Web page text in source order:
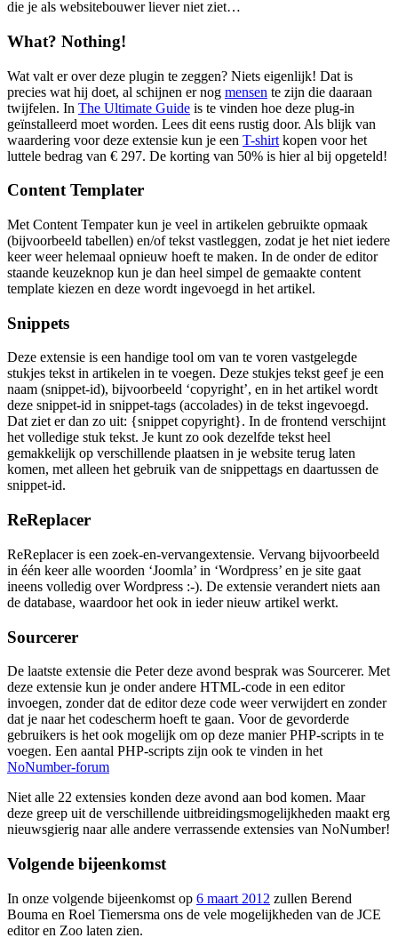
die je als websitebouwer liever niet ziet…
What? Nothing!
Wat valt er over deze plugin te zeggen? Niets eigenlijk! Dat is
precies wat hij doet, al schijnen er nog mensen te zijn die daaraan
twijfelen. In The Ultimate Guide is te vinden hoe deze plug-in
geïnstalleerd moet worden. Lees dit eens rustig door. Als blijk van
waardering voor deze extensie kun je een T-shirt kopen voor het
luttele bedrag van € 297. De korting van 50% is hier al bij opgeteld!
Content Templater
Met Content Tempater kun je veel in artikelen gebruikte opmaak
(bijvoorbeeld tabellen) en/of tekst vastleggen, zodat je het niet iedere
keer weer helemaal opnieuw hoeft te maken. In de onder de editor
staande keuzeknop kun je dan heel simpel de gemaakte content
template kiezen en deze wordt ingevoegd in het artikel.
Snippets
Deze extensie is een handige tool om van te voren vastgelegde
stukjes tekst in artikelen in te voegen. Deze stukjes tekst geef je een
naam (snippet-id), bijvoorbeeld ‘copyright’, en in het artikel wordt
deze snippet-id in snippet-tags (accolades) in de tekst ingevoegd.
Dat ziet er dan zo uit: {snippet copyright}. In de frontend verschijnt
het volledige stuk tekst. Je kunt zo ook dezelfde tekst heel
gemakkelijk op verschillende plaatsen in je website terug laten
komen, met alleen het gebruik van de snippettags en daartussen de
snippet-id.
ReReplacer
ReReplacer is een zoek-en-vervangextensie. Vervang bijvoorbeeld
in één keer alle woorden ‘Joomla’ in ‘Wordpress’ en je site gaat
ineens volledig over Wordpress :-). De extensie verandert niets aan
de database, waardoor het ook in ieder nieuw artikel werkt.
Sourcerer
De laatste extensie die Peter deze avond besprak was Sourcerer. Met
deze extensie kun je onder andere HTML-code in een editor
invoegen, zonder dat de editor deze code weer verwijdert en zonder
dat je naar het codescherm hoeft te gaan. Voor de gevorderde
gebruikers is het ook mogelijk om op deze manier PHP-scripts in te
voegen. Een aantal PHP-scripts zijn ook te vinden in het
NoNumber-forum
Niet alle 22 extensies konden deze avond aan bod komen. Maar
deze greep uit de verschillende uitbreidingsmogelijkheden maakt erg
nieuwsgierig naar alle andere verrassende extensies van NoNumber!
Volgende bijeenkomst
In onze volgende bijeenkomst op 6 maart 2012 zullen Berend
Bouma en Roel Tiemersma ons de vele mogelijkheden van de JCE
editor en Zoo laten zien.